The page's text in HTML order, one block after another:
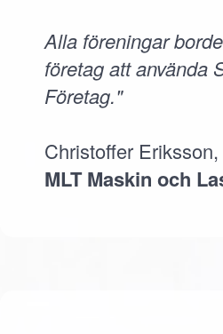
Alla föreningar
företag att använda
Företag."
Christoffer Eriksson,
MLT Maskin och